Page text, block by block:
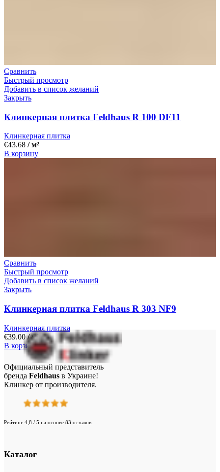
Сравнить
Быстрый просмотр
Добавить в список желаний
Закрыть
Клинкерная плитка Feldhaus R 100 DF11
Клинкерная плитка
€43.68 / м²
В корзину
Сравнить
Быстрый просмотр
Добавить в список желаний
Закрыть
Клинкерная плитка Feldhaus R 303 NF9
Клинкерная плитка
€39.00/ м²
В корзину
Официальный представитель
бренда Feldhaus в Украине!
Клинкер от производителя.
Рейтинг 4,8 / 5 на основе 83 отзывов.
Каталог